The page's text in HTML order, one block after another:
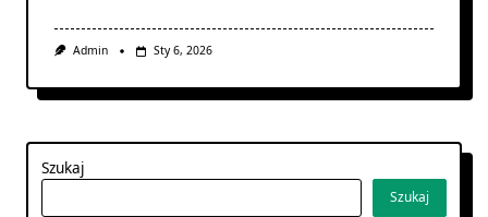
Admin Sty 6, 2026
Szukaj
Szukaj